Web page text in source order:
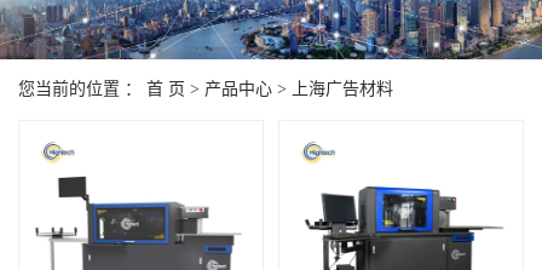
您当前的位置 ： 首 页 > 产品中心 > 上海广告材料